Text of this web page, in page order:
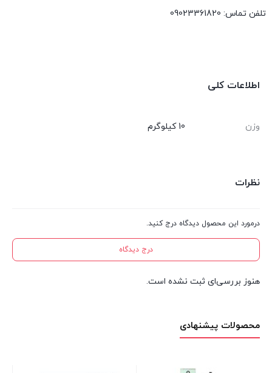
تلفن تماس: 09023361820
اطلاعات کلی
وزن 10 کیلوگرم
نظرات
درمورد این محصول دیدگاه درج کنید.
درج دیدگاه
هنوز بررسی‌ای ثبت نشده است.
محصولات پیشنهادی